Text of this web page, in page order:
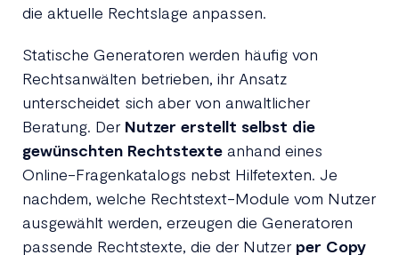
die aktuelle Rechtslage anpassen.
Statische Generatoren werden häufig von
Rechtsanwälten betrieben, ihr Ansatz
unterscheidet sich aber von anwaltlicher
Beratung. Der Nutzer erstellt selbst die
gewünschten Rechtstexteanhand eines
Online-Fragenkatalogs nebst Hilfetexten. Je
nachdem, welche Rechtstext-Module vom Nutzer
ausgewählt werden, erzeugen die Generatoren
passende Rechtstexte, die der Nutzer per Copy